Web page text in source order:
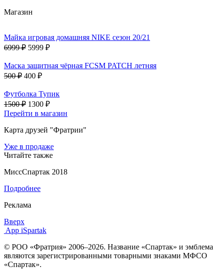
Магазин
Майка игровая домашняя NIKE сезон 20/21
6999 ₽ 5999 ₽
Маска защитная чёрная FCSM PATCH летняя
500 ₽ 400 ₽
Футболка Тупик
1500 ₽ 1300 ₽
Перейти в магазин
Карта друзей "Фратрии"
Уже в продаже
Читайте также
МиссСпартак 2018
Подробнее
Реклама
Вверх
App iSpartak
© РОО «Фратрия» 2006–2026. Название «Спартак» и эмблема
являются зарегистрированными товарными знаками МФСО
«Спартак».